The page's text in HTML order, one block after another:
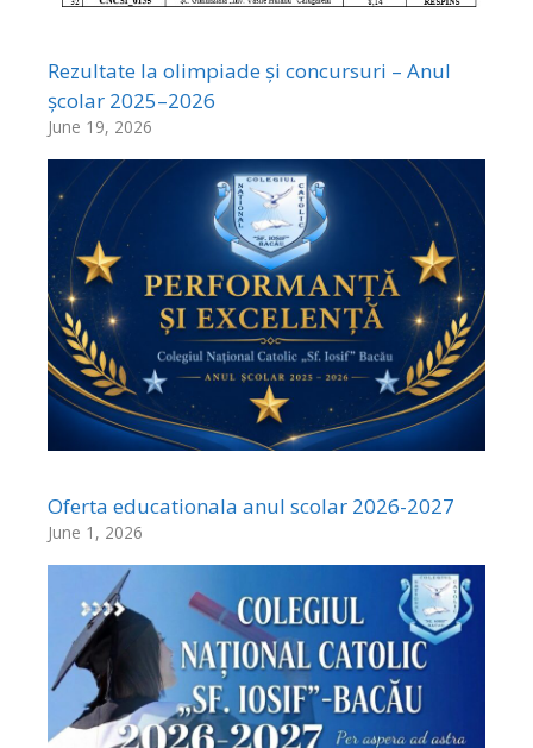
Rezultate la olimpiade și concursuri – Anul
școlar 2025–2026
June 19, 2026
Oferta educationala anul scolar 2026-2027
June 1, 2026